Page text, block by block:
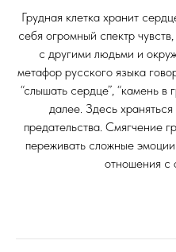
Грудная клетка хранит
себя огромный спектр
с другими людьми и
метафор русского языка
“слышать сердце”, “камень в
далее. Здесь
предательства. Смягчение
переживать сложные
отношения